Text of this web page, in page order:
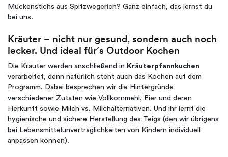
Mückenstichs aus Spitzwegerich? Ganz einfach, das lernst du
bei uns.
Kräuter – nicht nur gesund, sondern auch noch
lecker. Und ideal für´s Outdoor Kochen
Die Kräuter werden anschließend in Kräuterpfannkuchen
verarbeitet, denn natürlich steht auch das Kochen auf dem
Programm. Dabei besprechen wir die Hintergründe
verschiedener Zutaten wie Vollkornmehl, Eier und deren
Herkunft sowie Milch vs. Milchalternativen. Und ihr lernt die
hygienische und sichere Herstellung des Teigs (den wir übrigens
bei Lebensmittelunverträglichkeiten von Kindern individuell
anpassen können).